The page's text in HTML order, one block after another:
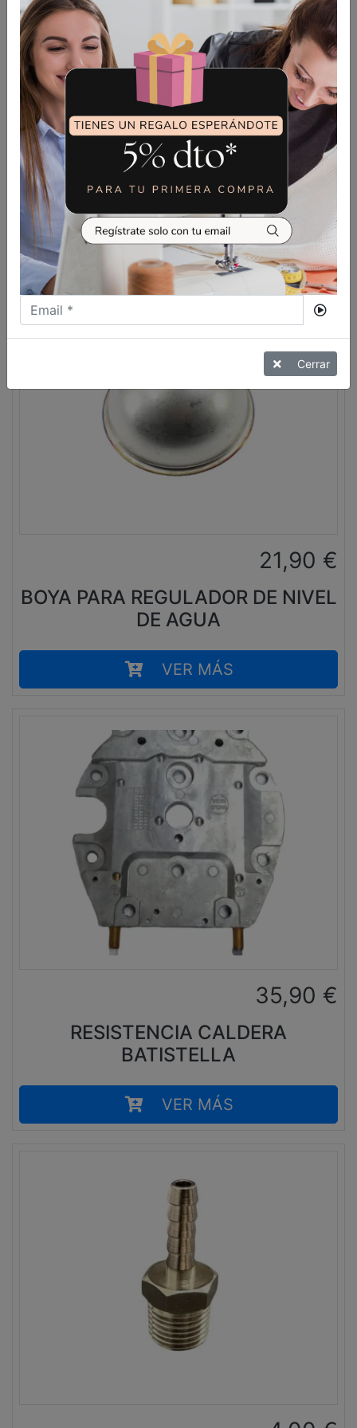
35,90 €
RESISTENCIA PLANCHA DE MANO
COMEL Y LEMM
VER MÁS
21,90 €
BOYA PARA REGULADOR DE NIVEL
DE AGUA
VER MÁS
35,90 €
RESISTENCIA CALDERA
BATISTELLA
VER MÁS
Cerrar